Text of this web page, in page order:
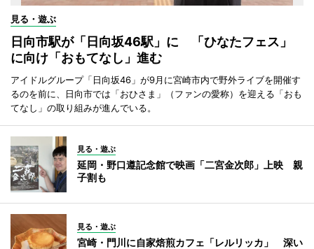
見る・遊ぶ
日向市駅が「日向坂46駅」に 「ひなたフェス」
に向け「おもてなし」進む
アイドルグループ「日向坂46」が9月に宮崎市内で野外ライブを開催す
るのを前に、日向市では「おひさま」（ファンの愛称）を迎える「おも
てなし」の取り組みが進んでいる。
見る・遊ぶ
延岡・野口遵記念館で映画「二宮金次郎」上映 親
子割も
見る・遊ぶ
宮崎・門川に自家焙煎カフェ「レルリッカ」 深い